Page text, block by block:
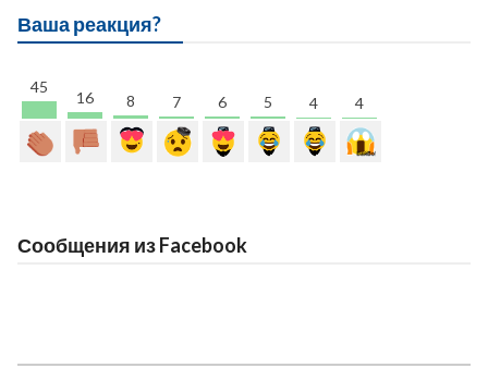
Ваша реакция?
45
16 8 7 6 5 4 4
Сообщения из Facebook